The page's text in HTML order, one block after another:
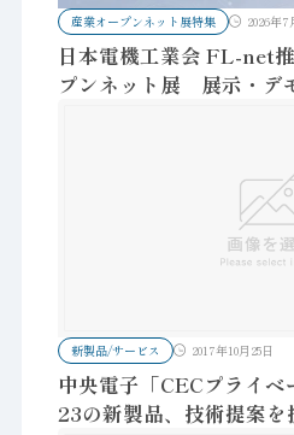
産業オープンネット展特集 2026年7
日本電機工業会 FL-net
プンネット展 展示・デ
新製品/サービス 2017年10月25日
中央電子「CECプライ
23の新製品、技術提案を